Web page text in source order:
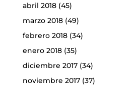
abril 2018(45)
marzo 2018(49)
febrero 2018(34)
enero 2018(35)
diciembre 2017(34)
noviembre 2017(37)